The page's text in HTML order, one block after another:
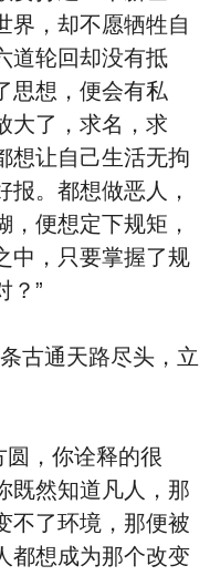
界，却不愿牺牲自
道轮回却没有抵
思想，便会有私
大了，求名，求
想让自己生活无拘
报。都想做恶人，
便想定下规矩，
中，只要掌握了规
？”
通天路尽头，立
，你诠释的很
既然知道凡人，那
不了环境，那便被
都想成为那个改变